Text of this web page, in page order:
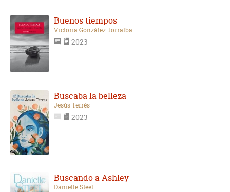
Buenos tiempos
Victoria González Torralba
2023
Buscaba la belleza
Jesús Terrés
2023
Buscando a Ashley
Danielle Steel